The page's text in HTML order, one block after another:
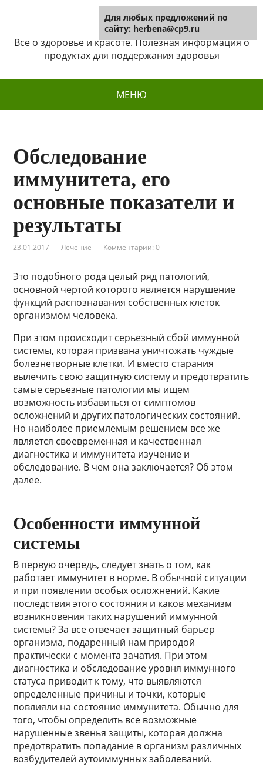
Herbena
Все о здоровье и красоте. Полезная информация о
продуктах для поддержания здоровья
МЕНЮ
Обследование
иммунитета, его
основные показатели и
результаты
23.01.2017 Лечение Комментарии: 0
Это подобного рода целый ряд патологий,
основной чертой которого является нарушение
функций распознавания собственных клеток
организмом человека.
При этом происходит серьезный сбой иммунной
системы, которая призвана уничтожать чуждые
болезнетворные клетки. И вместо старания
вылечить свою защитную систему и предотвратить
самые серьезные патологии мы ищем
возможность избавиться от симптомов
осложнений и других патологических состояний.
Но наиболее приемлемым решением все же
является своевременная и качественная
диагностика и иммунитета изучение и
обследование. В чем она заключается? Об этом
далее.
Особенности иммунной
системы
В первую очередь, следует знать о том, как
работает иммунитет в норме. В обычной ситуации
и при появлении особых осложнений. Какие
последствия этого состояния и каков механизм
возникновения таких нарушений иммунной
системы? За все отвечает защитный барьер
организма, подаренный нам природой
практически с момента зачатия. При этом
диагностика и обследование уровня иммунного
статуса приводит к тому, что выявляются
определенные причины и точки, которые
повлияли на состояние иммунитета. Обычно для
того, чтобы определить все возможные
нарушенные звенья защиты, которая должна
предотвратить попадание в организм различных
возбудителей аутоиммунных заболеваний.
Для любых предложений по
сайту: herbena@cp9.ru